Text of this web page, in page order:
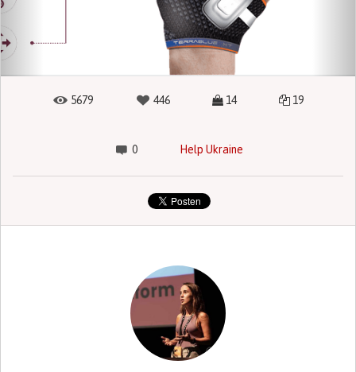
5679 446 14 19
0 Help Ukraine